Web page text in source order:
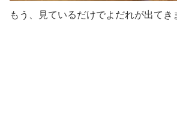
もう、見ているだけでよだれが出てき